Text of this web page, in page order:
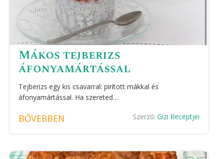
Mákos tejberizs
áfonyamártással
Tejberizs egy kis csavarral: pirított mákkal és
áfonyamártással. Ha szereted…
BŐVEBBEN Szerző: Gizi Receptjei